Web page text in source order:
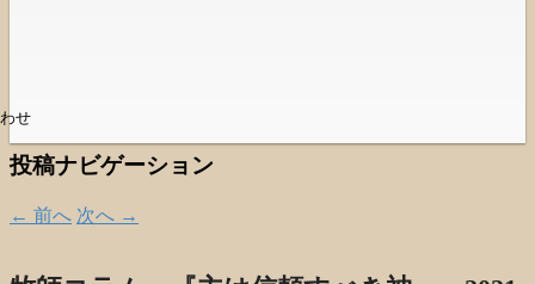
せ
投稿ナビゲーション
← 前へ 次へ →